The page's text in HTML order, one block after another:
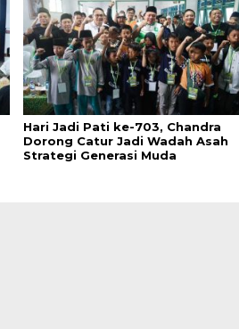
Hari Jadi Pati ke-703, Chandra
Dorong Catur Jadi Wadah Asah
Strategi Generasi Muda